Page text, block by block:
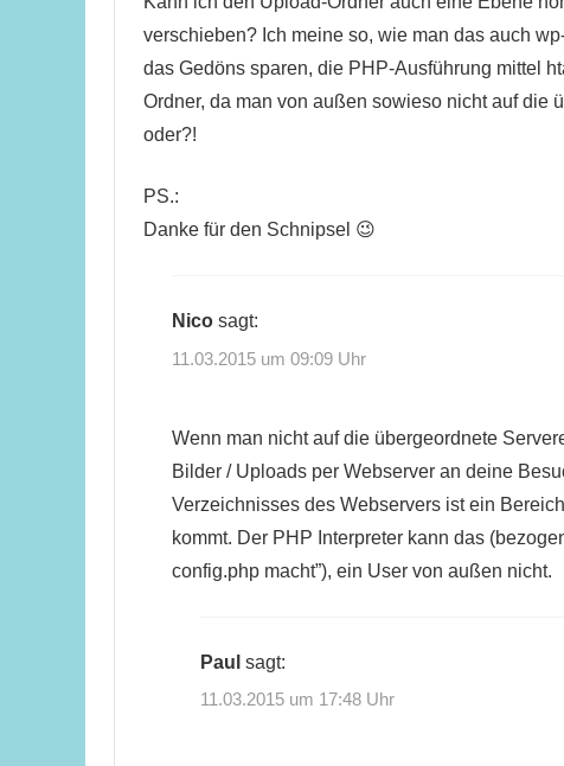
verschieben? Ich meine so, wie man das auch
das Gedöns sparen, die PHP-Ausführung mittel
Ordner, da man von außen sowieso nicht auf die
oder?!
PS.:
Danke für den Schnipsel 😉
Nico sagt:
11.03.2015 um 09:09 Uhr
Wenn man nicht auf die übergeordnete
Bilder / Uploads per Webserver an deine
Verzeichnisses des Webservers ist ein
kommt. Der PHP Interpreter kann das
config.php macht”), ein User von außen nicht.
Paul sagt:
11.03.2015 um 17:48 Uhr